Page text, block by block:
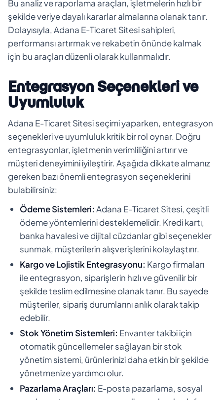
Bu analiz ve raporlama araçları, işletmelerin hızlı bir
şekilde veriye dayalı kararlar almalarına olanak tanır.
Dolayısıyla, Adana E-Ticaret Sitesi sahipleri,
performansı artırmak ve rekabetin önünde kalmak
için bu araçları düzenli olarak kullanmalıdır.
Entegrasyon Seçenekleri ve
Uyumluluk
Adana E-Ticaret Sitesi seçimi yaparken, entegrasyon
seçenekleri ve uyumluluk kritik bir rol oynar. Doğru
entegrasyonlar, işletmenin verimliliğini artırır ve
müşteri deneyimini iyileştirir. Aşağıda dikkate almanız
gereken bazı önemli entegrasyon seçeneklerini
bulabilirsiniz:
Ödeme Sistemleri: Adana E-Ticaret Sitesi, çeşitli
ödeme yöntemlerini desteklemelidir. Kredi kartı,
banka havalesi ve dijital cüzdanlar gibi seçenekler
sunmak, müşterilerin alışverişlerini kolaylaştırır.
Kargo ve Lojistik Entegrasyonu: Kargo firmaları
ile entegrasyon, siparişlerin hızlı ve güvenilir bir
şekilde teslim edilmesine olanak tanır. Bu sayede
müşteriler, sipariş durumlarını anlık olarak takip
edebilir.
Stok Yönetim Sistemleri: Envanter takibi için
otomatik güncellemeler sağlayan bir stok
yönetim sistemi, ürünlerinizi daha etkin bir şekilde
yönetmenize yardımcı olur.
Pazarlama Araçları: E-posta pazarlama, sosyal